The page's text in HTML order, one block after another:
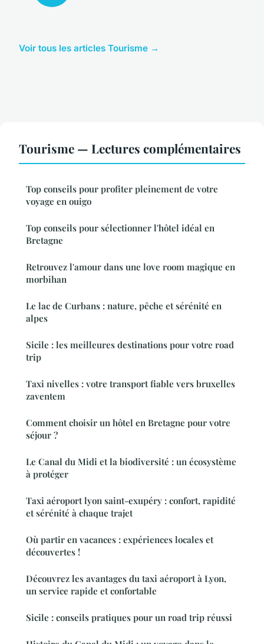
Voir tous les articles Tourisme →
Tourisme — Lectures complémentaires
Top conseils pour profiter pleinement de votre
voyage en ouigo
Top conseils pour sélectionner l'hôtel idéal en
Bretagne
Retrouvez l'amour dans une love room magique en
morbihan
Le lac de Curbans : nature, pêche et sérénité en
alpes
Sicile : les meilleures destinations pour votre road
trip
Taxi nivelles : votre transport fiable vers bruxelles
zaventem
Comment choisir un hôtel en Bretagne pour votre
séjour ?
Le Canal du Midi et la biodiversité : un écosystème
à protéger
Taxi aéroport lyon saint-exupéry : confort, rapidité
et sérénité à chaque trajet
Où partir en vacances : expériences locales et
découvertes !
Découvrez les avantages du taxi aéroport à Lyon,
un service rapide et confortable
Sicile : conseils pratiques pour un road trip réussi